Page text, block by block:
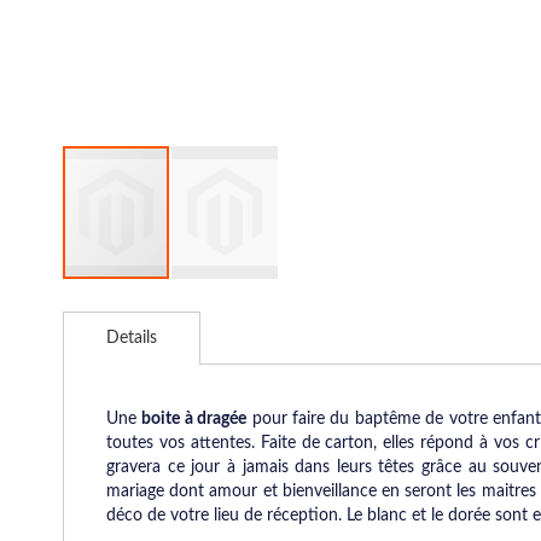
to
images
gallery
Details
Une boite à dragée pour faire du baptême de votre
toutes vos attentes. Faite de carton, elles répond à vos
gravera ce jour à jamais dans leurs têtes grâce au
mariage dont amour et bienveillance en seront les maitres
déco de votre lieu de réception. Le blanc et le dorée sont